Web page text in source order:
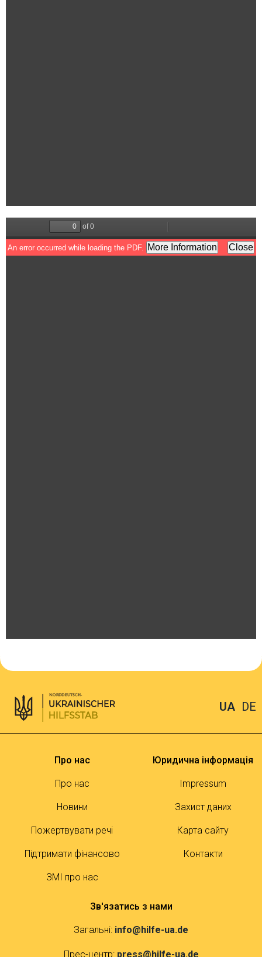
UA DE
Про нас
Про нас
Новини
Пожертвувати речі
Підтримати фінансово
ЗМІ про нас
Юридична інформація
Impressum
Захист даних
Карта сайту
Контакти
Зв'язатись з нами
Загальні: info@hilfe-ua.de
Прес-центр: press@hilfe-ua.de